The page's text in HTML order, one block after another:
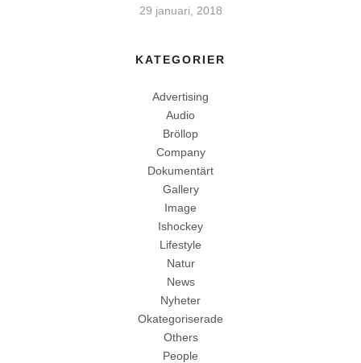
29 januari, 2018
KATEGORIER
Advertising
Audio
Bröllop
Company
Dokumentärt
Gallery
Image
Ishockey
Lifestyle
Natur
News
Nyheter
Okategoriserade
Others
People